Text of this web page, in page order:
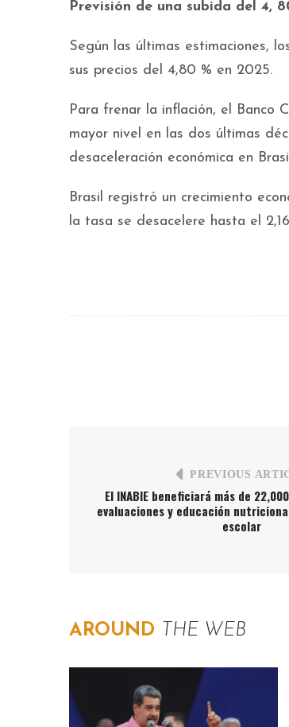
Previsión de una subida del 4,
Según las últimas estimaciones,
sus precios del 4,80 % en 2025.
Para frenar la inflación, el Banco
mayor nivel en las dos últimas
desaceleración económica en
Brasil registró un crecimiento
la tasa se desacelere hasta el
PREVIOUS
El INABIE beneficiará más de
evaluaciones y educación
escolar
AROUND THE WEB